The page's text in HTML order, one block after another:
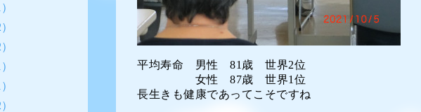
平均寿命 男性 81歳 世界2位
女性 87歳 世界1位
長生きも健康であってこそですね